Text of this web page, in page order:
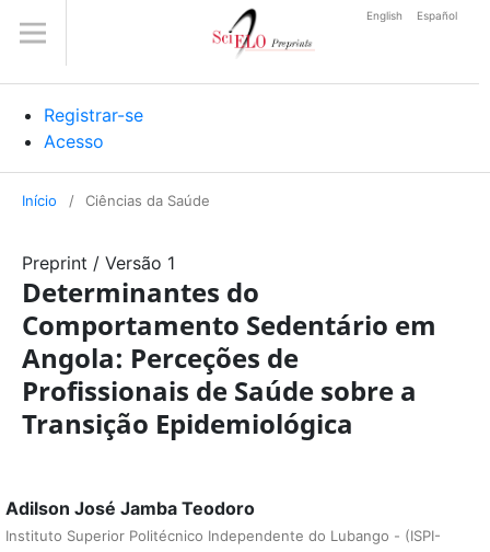
Registrar-se
Acesso
English Español
Início / Ciências da Saúde
Preprint / Versão 1
Determinantes do
Comportamento Sedentário em
Angola: Perceções de
Profissionais de Saúde sobre a
Transição Epidemiológica
Adilson José Jamba Teodoro
Instituto Superior Politécnico Independente do Lubango - (ISPI-